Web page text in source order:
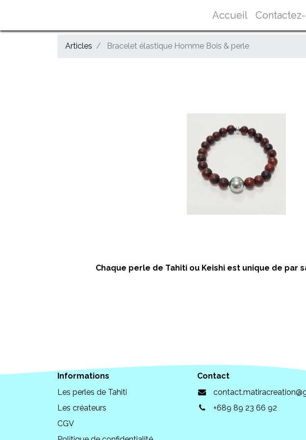
Accueil
Articles Bracelet élastique Homme Bois & perle
Chaque perle de Tahiti ou Keishi est unique de
Informations
Les perles de Tahiti
Les créateurs
CGV
Contact
+689 89 23 66 92